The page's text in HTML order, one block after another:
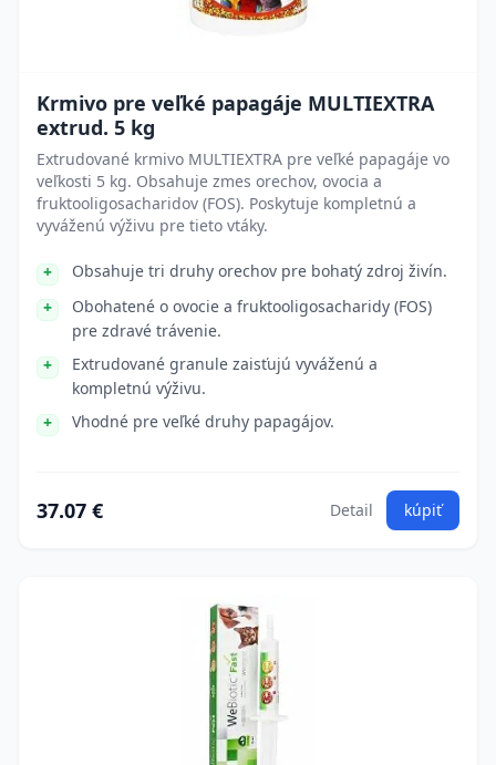
Krmivo pre veľké papagáje MULTIEXTRA
extrud. 5 kg
Extrudované krmivo MULTIEXTRA pre veľké papagáje vo
veľkosti 5 kg. Obsahuje zmes orechov, ovocia a
fruktooligosacharidov (FOS). Poskytuje kompletnú a
vyváženú výživu pre tieto vtáky.
Obsahuje tri druhy orechov pre bohatý zdroj živín.
Obohatené o ovocie a fruktooligosacharidy (FOS)
pre zdravé trávenie.
Extrudované granule zaisťujú vyváženú a
kompletnú výživu.
Vhodné pre veľké druhy papagájov.
37.07 € Detail kúpiť